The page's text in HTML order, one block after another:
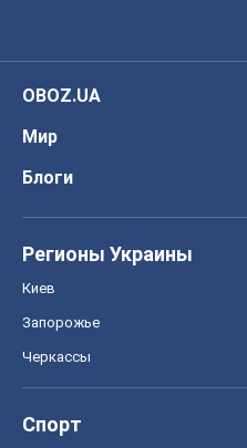
OBOZ.UA
Мир
Блоги
Регионы Украины
Киев
Запорожье
Черкассы
Спорт